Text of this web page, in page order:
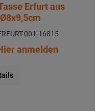
Erfurt aus
001-16815
anmelden